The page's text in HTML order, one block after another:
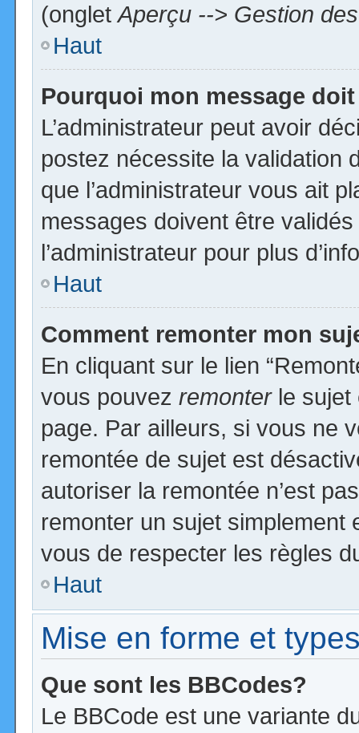
(ongletAperçu --> Gestion
Haut
Pourquoi mon message
L’administrateur peut avoir
postez nécessite la validation
que l’administrateur vous ait
messages doivent être
l’administrateur pour plus
Haut
Comment remonter mon
En cliquant sur le lien
vous pouvez remonterle sujet
page. Par ailleurs, si vous ne
remontée de sujet est
autoriser la remontée n’est
remonter un sujet
vous de respecter les règles
Haut
Mise en forme et
Que sont les BBCodes?
Le BBCode est une variante